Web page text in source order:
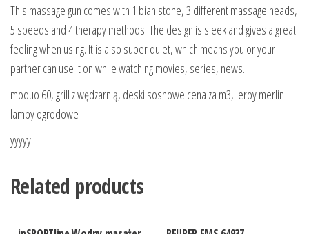
This massage gun comes with 1 bian stone, 3 different massage heads,
5 speeds and 4 therapy methods. The design is sleek and gives a great
feeling when using. It is also super quiet, which means you or your
partner can use it on while watching movies, series, news.
moduo 60, grill z wędzarnią, deski sosnowe cena za m3, leroy merlin
lampy ogrodowe
yyyyy
Related products